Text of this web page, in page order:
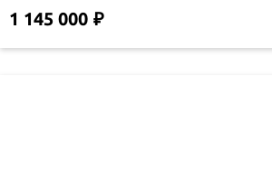
1 145 000